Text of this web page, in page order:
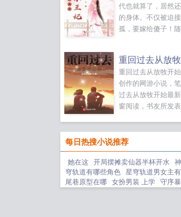
代也就算了，居然
的身体。不仅被迫
孤，要嫁给傻子！
吵嚷嚷要傻子退婚
份还惹不起，因为
己的！岑溪哀嚎，
孤体质？！女版诸
的债主王爷争江山
破？！傲娇王爷笑
本王来破！岑溪推
你？！一边待着去
顶，偷看自己媳妇
身边躺着那个粘人
牙切齿！主子，属
主子去睡。傲娇王
重回过去从放
重回过去从放牧开
创作的网游小说，
过去从放牧开始最
窗阅读，书友所发
每日热搜小说推荐
她在这 开局摆摊卖仙器半杯开水
穹轨道有哪些角色 星穹轨道男女主
尾巷原型在哪 女扮男装 上学 守序